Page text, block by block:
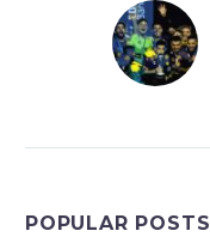
POPULAR POSTS